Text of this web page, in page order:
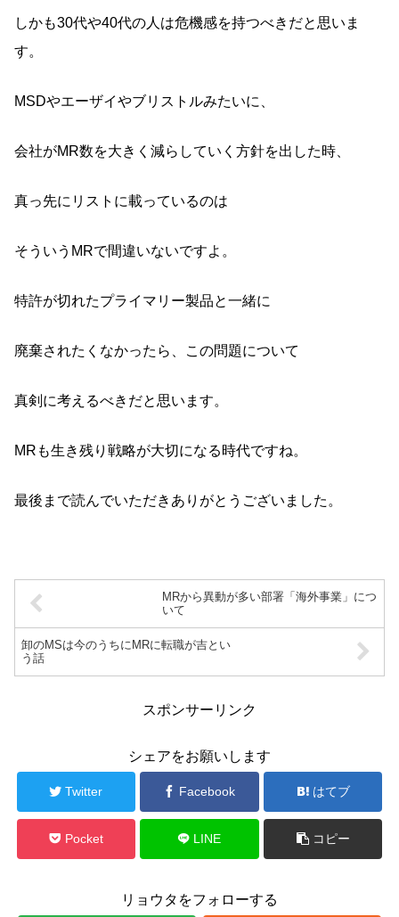
しかも30代や40代の人は危機感を持つべきだと思いま
す。
MSDやエーザイやブリストルみたいに、
会社がMR数を大きく減らしていく方針を出した時、
真っ先にリストに載っているのは
そういうMRで間違いないですよ。
特許が切れたプライマリー製品と一緒に
廃棄されたくなかったら、この問題について
真剣に考えるべきだと思います。
MRも生き残り戦略が大切になる時代ですね。
最後まで読んでいただきありがとうございました。
MRから異動が多い部署「海外事業」につ
いて
卸のMSは今のうちにMRに転職が吉とい
う話
スポンサーリンク
シェアをお願いします
Twitter Facebook はてブ
Pocket LINE コピー
リョウタをフォローする